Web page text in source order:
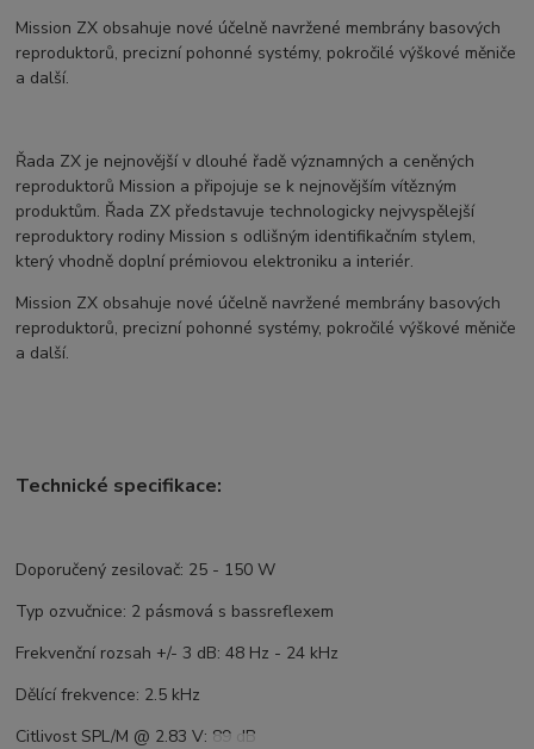
Mission ZX obsahuje nové účelně navržené membrány basových
reproduktorů, precizní pohonné systémy, pokročilé výškové měniče
a další.
Řada ZX je nejnovější v dlouhé řadě významných a ceněných
reproduktorů Mission a připojuje se k nejnovějším vítězným
produktům. Řada ZX představuje technologicky nejvyspělejší
reproduktory rodiny Mission s odlišným identifikačním stylem,
který vhodně doplní prémiovou elektroniku a interiér.
Mission ZX obsahuje nové účelně navržené membrány basových
reproduktorů, precizní pohonné systémy, pokročilé výškové měniče
a další.
Technické specifikace:
Doporučený zesilovač: 25 - 150 W
Typ ozvučnice: 2 pásmová s bassreflexem
Frekvenční rozsah +/- 3 dB: 48 Hz - 24 kHz
Dělící frekvence: 2.5 kHz
Citlivost SPL/M @ 2.83 V: 89 dB